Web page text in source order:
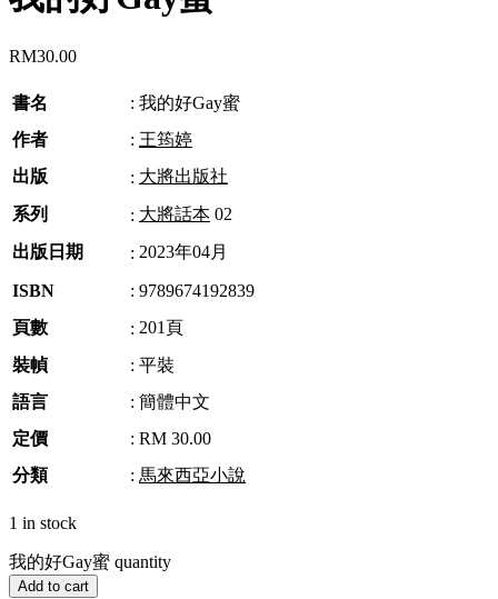
RM30.00
書名 : 我的好Gay蜜
作者
: 王筠婷
出版
: 大將出版社
系列
: 大將話本 02
出版日期
: 2023年04月
ISBN : 9789674192839
頁數
: 201頁
裝幀
: 平裝
語言
: 簡體中文
定價
: RM 30.00
分類
: 馬來西亞小說
1 in stock
我的好Gay蜜 quantity
Add to cart